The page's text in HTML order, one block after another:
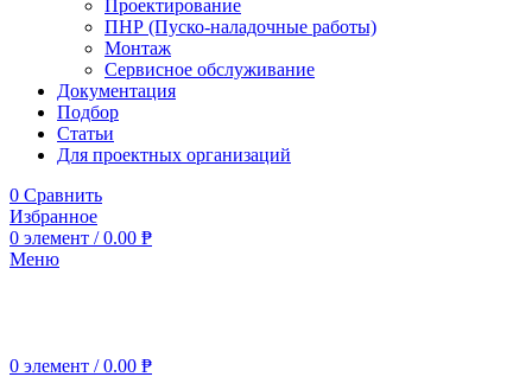
Проектирование
ПНР (Пуско-наладочные работы)
Монтаж
Сервисное обслуживание
Документация
Подбор
Статьи
Для проектных организаций
0 Сравнить
Избранное
0 элемент / 0.00 ₱
Меню
0 элемент / 0.00 ₱